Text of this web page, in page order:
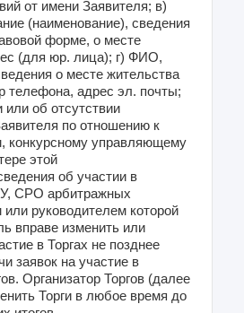
от имени Заявителя; в)
(наименование), сведения
форме, о месте
(для юр. лица); г) ФИО,
о месте жительства
телефона, адрес эл. почты;
об отсутствии
по отношению к
конкурсному управляющему
этой
об участии в
СРО арбитражных
руководителем которой
вправе изменить или
в Торгах не позднее
заявок на участие в
Организатор Торгов (далее
Торги в любое время до